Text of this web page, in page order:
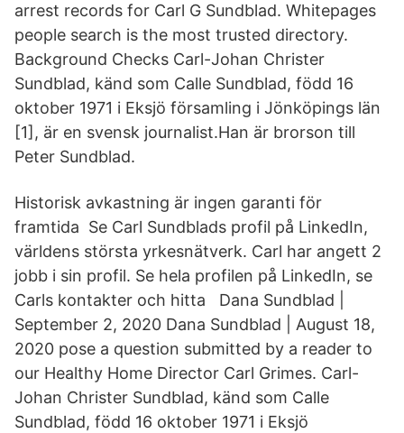
arrest records for Carl G Sundblad. Whitepages
people search is the most trusted directory.
Background Checks Carl-Johan Christer
Sundblad, känd som Calle Sundblad, född 16
oktober 1971 i Eksjö församling i Jönköpings län
[1], är en svensk journalist.Han är brorson till
Peter Sundblad.
Historisk avkastning är ingen garanti för
framtida Se Carl Sundblads profil på LinkedIn,
världens största yrkesnätverk. Carl har angett 2
jobb i sin profil. Se hela profilen på LinkedIn, se
Carls kontakter och hitta Dana Sundblad |
September 2, 2020 Dana Sundblad | August 18,
2020 pose a question submitted by a reader to
our Healthy Home Director Carl Grimes. Carl-
Johan Christer Sundblad, känd som Calle
Sundblad, född 16 oktober 1971 i Eksjö